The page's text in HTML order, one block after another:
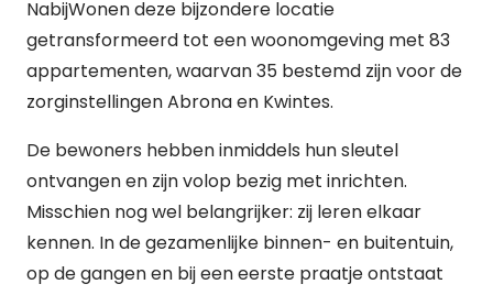
NabijWonen deze bijzondere locatie
getransformeerd tot een woonomgeving met 83
appartementen, waarvan 35 bestemd zijn voor de
zorginstellingen Abrona en Kwintes.
De bewoners hebben inmiddels hun sleutel
ontvangen en zijn volop bezig met inrichten.
Misschien nog wel belangrijker: zij leren elkaar
kennen. In de gezamenlijke binnen- en buitentuin,
op de gangen en bij een eerste praatje ontstaat